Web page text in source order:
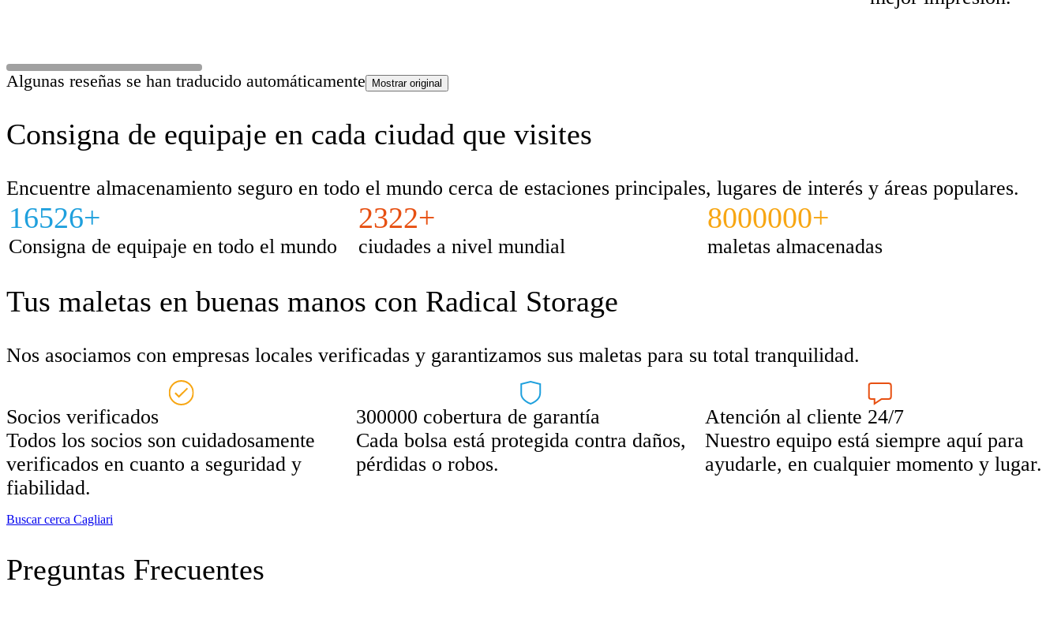
Algunas reseñas se han traducido automáticamente Mostrar original
Consigna de equipaje en cada ciudad que visites
Encuentre almacenamiento seguro en todo el mundo cerca de estaciones principales, lugares de interés y áreas populares.
16526+
Consigna de equipaje en todo el mundo
2322+
ciudades a nivel mundial
8000000+
maletas almacenadas
Tus maletas en buenas manos con Radical Storage
Nos asociamos con empresas locales verificadas y garantizamos sus maletas para su total tranquilidad.
Socios verificados
Todos los socios son cuidadosamente
verificados en cuanto a seguridad y
fiabilidad.
300000 cobertura de garantía
Cada bolsa está protegida contra daños,
pérdidas o robos.
Atención al cliente 24/7
Nuestro equipo está siempre aquí para
ayudarle, en cualquier momento y lugar.
Buscar cerca Cagliari
Preguntas Frecuentes